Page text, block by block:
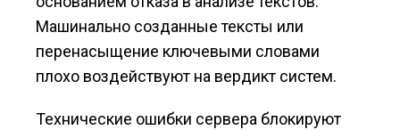
Машинально созданные тексты или
перенасыщение ключевыми словами
плохо воздействуют на вердикт систем.
Технические ошибки сервера блокируют